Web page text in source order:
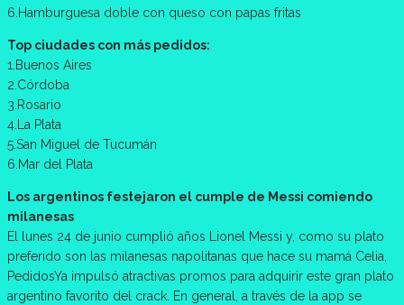
6.Hamburguesa doble con queso con papas fritas
Top ciudades con más pedidos:
1.Buenos Aires
2.Córdoba
3.Rosario
4.La Plata
5.San Miguel de Tucumán
6.Mar del Plata
Los argentinos festejaron el cumple de Messi comiendo
milanesas
El lunes 24 de junio cumplió años Lionel Messi y, como su plato
preferido son las milanesas napolitanas que hace su mamá Celia,
PedidosYa impulsó atractivas promos para adquirir este gran plato
argentino favorito del crack. En general, a través de la app se